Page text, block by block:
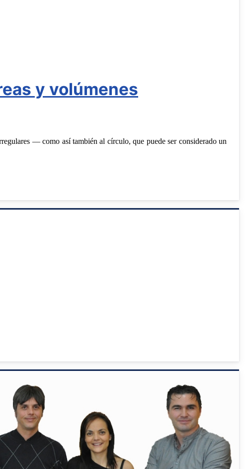
y volúmenes
— como así también al círculo, que puede ser considerado un